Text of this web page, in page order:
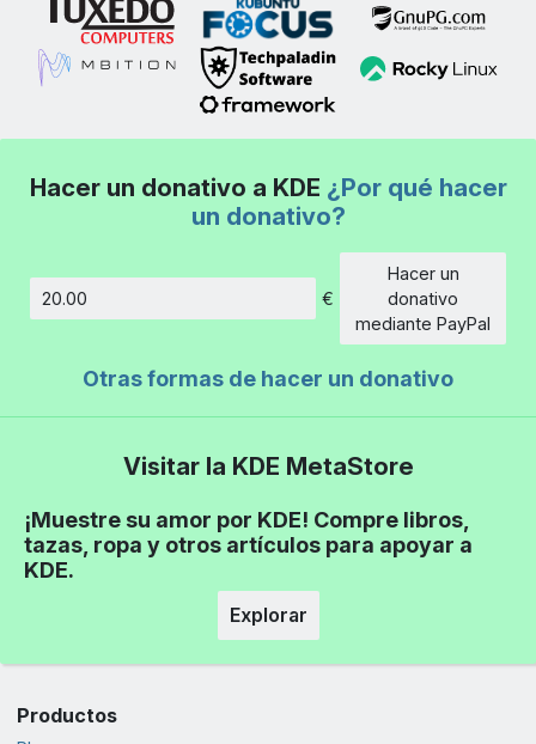
Hacer un donativo a KDE ¿Por qué hacer
un donativo?
Cantidad
€
Hacer un
donativo
mediante PayPal
Otras formas de hacer un donativo
Visitar la KDE MetaStore
¡Muestre su amor por KDE! Compre libros,
tazas, ropa y otros artículos para apoyar a
KDE.
Explorar
Productos